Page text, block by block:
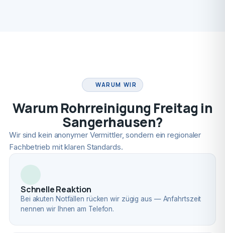
WARUM WIR
Warum Rohrreinigung Freitag in
Sangerhausen?
Wir sind kein anonymer Vermittler, sondern ein regionaler
Fachbetrieb mit klaren Standards.
Schnelle Reaktion
Bei akuten Notfällen rücken wir zügig aus — Anfahrtszeit
nennen wir Ihnen am Telefon.